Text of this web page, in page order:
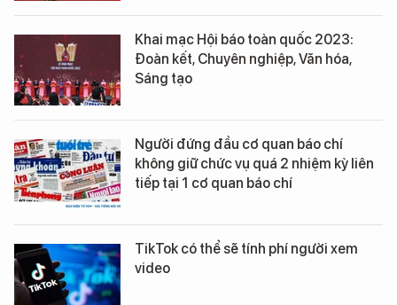
Khai mạc Hội báo toàn quốc 2023:
Đoàn kết, Chuyên nghiệp, Văn hóa,
Sáng tạo
Người đứng đầu cơ quan báo chí
không giữ chức vụ quá 2 nhiệm kỳ liên
tiếp tại 1 cơ quan báo chí
TikTok có thể sẽ tính phí người xem
video